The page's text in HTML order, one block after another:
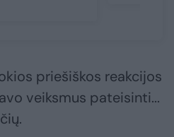
priešiškos reakcijos
veiksmus pateisinti...